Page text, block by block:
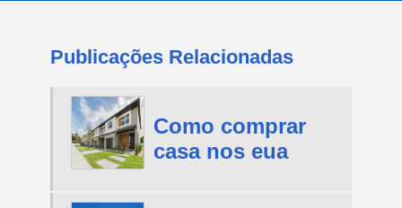
Publicações Relacionadas
Como comprar
casa nos eua